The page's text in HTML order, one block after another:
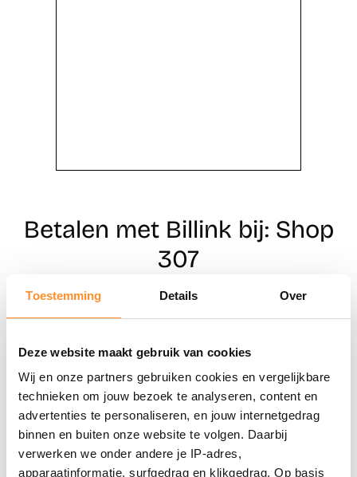
Toestemming Details Over
Deze website maakt gebruik van cookies
Wij en onze partners gebruiken cookies en vergelijkbare
technieken om jouw bezoek te analyseren, content en
advertenties te personaliseren, en jouw internetgedrag
binnen en buiten onze website te volgen. Daarbij
verwerken we onder andere je IP-adres,
apparaatinformatie, surfgedrag en klikgedrag. Op basis
Betalen met Billink bij: Shop
307
Naar winkels